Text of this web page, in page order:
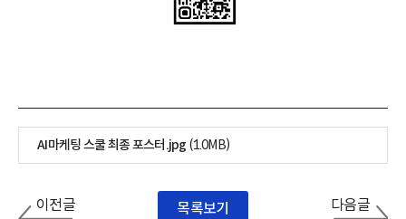
AI마케팅 스쿨 최종 포스터.jpg (1.0MB)
이전글 목록보기 다음글